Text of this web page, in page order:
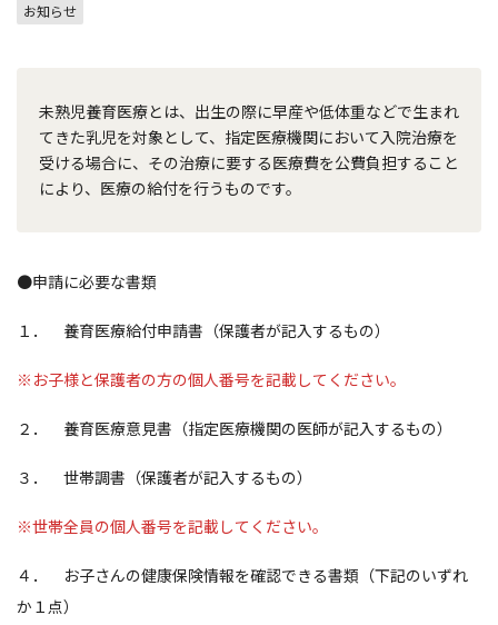
お知らせ
未熟児養育医療とは、出生の際に早産や低体重などで生まれ
てきた乳児を対象として、指定医療機関において入院治療を
受ける場合に、その治療に要する医療費を公費負担すること
により、医療の給付を行うものです。
●申請に必要な書類
１． 養育医療給付申請書（保護者が記入するもの）
※お子様と保護者の方の個人番号を記載してください。
２． 養育医療意見書（指定医療機関の医師が記入するもの）
３． 世帯調書（保護者が記入するもの）
※世帯全員の個人番号を記載してください。
４． お子さんの健康保険情報を確認できる書類（下記のいずれ
か１点）